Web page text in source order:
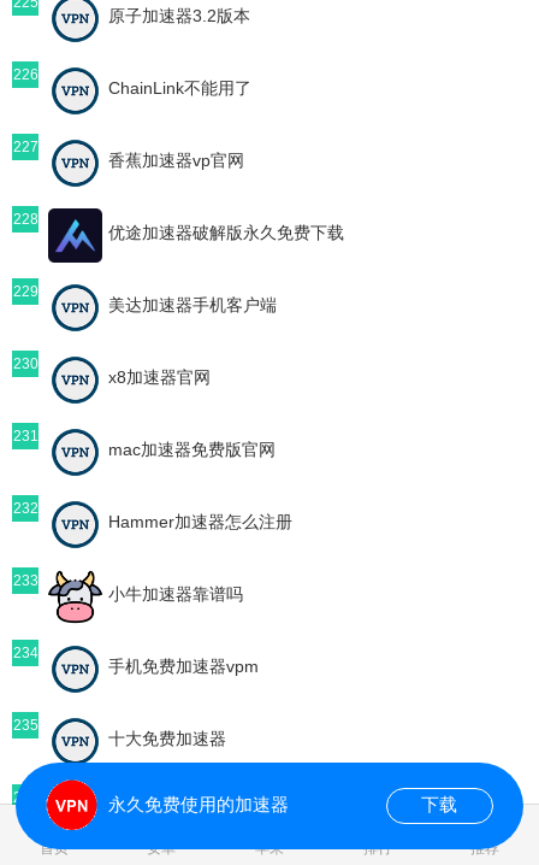
原子加速器3.2版本
226
ChainLink不能用了
227
香蕉加速器vp官网
228
优途加速器破解版永久免费下载
229
美达加速器手机客户端
230
x8加速器官网
231
mac加速器免费版官网
232
Hammer加速器怎么注册
233
小牛加速器靠谱吗
234
手机免费加速器vpm
235
十大免费加速器
236
国外vp加速器
首页 安卓 苹果 排行 推荐
永久免费使用的加速器 下载